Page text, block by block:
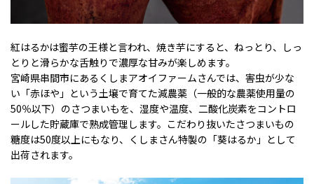
紅はるかは蜜芋の王様と言われ、焼き芋にすると、ねっとり、しっ
とりと滑らかな舌触りで濃厚な甘みが楽しめます。
宮崎県串間市にあるくしまアオイファームさんでは、害虫が少な
い「赤ほや」という土壌で育てた減農薬（一般的な農薬使用量の
50％以下）のさつまいもを、湿度や温度、二酸化炭素をコントロ
ールした貯蔵庫で熟成管理します。こだわり抜いたさつまいもの
糖度は50度以上にもなり、くしまさん特製の「葵はるか」として
出荷されます。